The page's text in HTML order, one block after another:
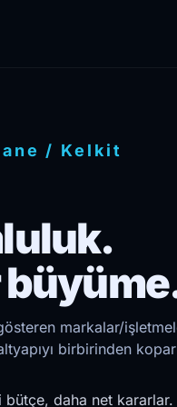
/ Kelkit
markalar/
birbirinden
daha net kararlar.